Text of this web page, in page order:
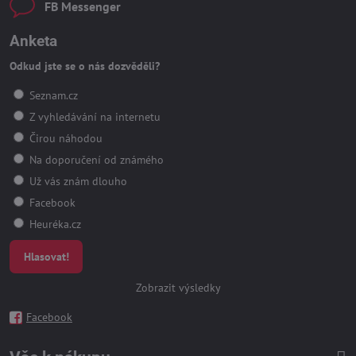
FB Messenger
Anketa
Odkud jste se o nás dozvěděli?
Seznam.cz
Z vyhledávání na internetu
Čirou náhodou
Na doporučení od známého
Už vás znám dlouho
Facebook
Heuréka.cz
Hlasovat!
Zobrazit výsledky
Facebook